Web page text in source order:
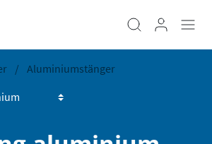
Aluminiumstänger